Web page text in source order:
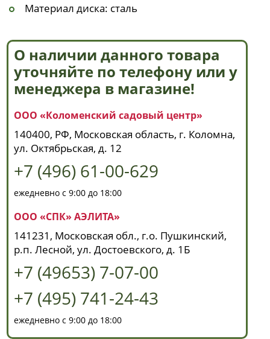
Материал диска: сталь
О наличии данного товара
уточняйте по телефону или у
менеджера в магазине!
ООО «Коломенский садовый центр»
140400, РФ, Московская область, г. Коломна,
ул. Октябрьская, д. 12
+7 (496) 61-00-629
ежедневно с 9:00 до 18:00
ООО «СПК» АЭЛИТА»
141231, Московская обл., г.о. Пушкинский,
р.п. Лесной, ул. Достоевского, д. 1Б
+7 (49653) 7-07-00
+7 (495) 741-24-43
ежедневно с 9:00 до 18:00